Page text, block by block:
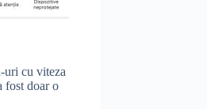
uri cu viteza
fost doar o